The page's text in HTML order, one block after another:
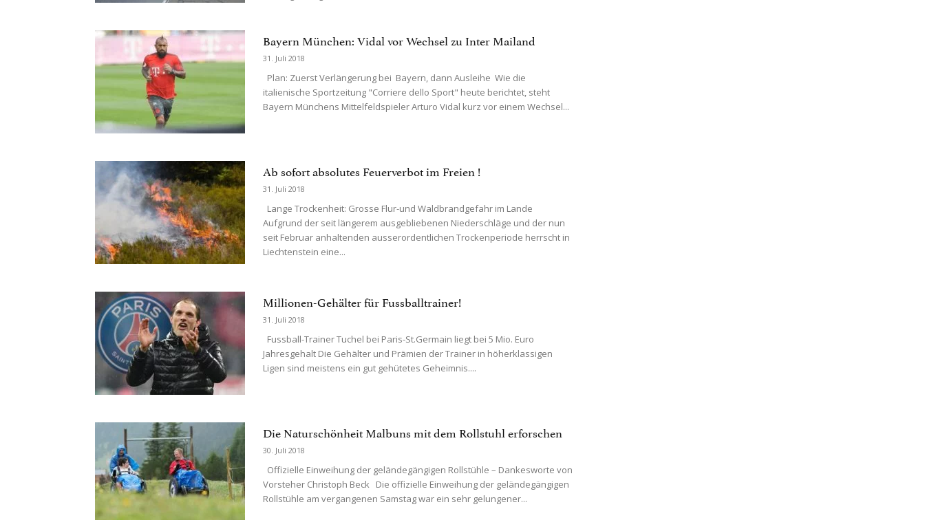
Bayern München: Vidal vor Wechsel zu Inter Mailand
31. Juli 2018
Plan: Zuerst Verlängerung bei Bayern, dann Ausleihe Wie die
italienische Sportzeitung "Corriere dello Sport" heute berichtet, steht
Bayern Münchens Mittelfeldspieler Arturo Vidal kurz vor einem Wechsel...
Ab sofort absolutes Feuerverbot im Freien !
31. Juli 2018
Lange Trockenheit: Grosse Flur-und Waldbrandgefahr im Lande
Aufgrund der seit längerem ausgebliebenen Niederschläge und der nun
seit Februar anhaltenden ausserordentlichen Trockenperiode herrscht in
Liechtenstein eine...
Millionen-Gehälter für Fussballtrainer!
31. Juli 2018
Fussball-Trainer Tuchel bei Paris-St.Germain liegt bei 5 Mio. Euro
Jahresgehalt Die Gehälter und Prämien der Trainer in höherklassigen
Ligen sind meistens ein gut gehütetes Geheimnis....
Die Naturschönheit Malbuns mit dem Rollstuhl erforschen
30. Juli 2018
Offizielle Einweihung der geländegängigen Rollstühle – Dankesworte von
Vorsteher Christoph Beck Die offizielle Einweihung der geländegängigen
Rollstühle am vergangenen Samstag war ein sehr gelungener...